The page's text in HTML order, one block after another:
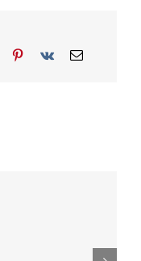
TumblrPinterest
Vk Email